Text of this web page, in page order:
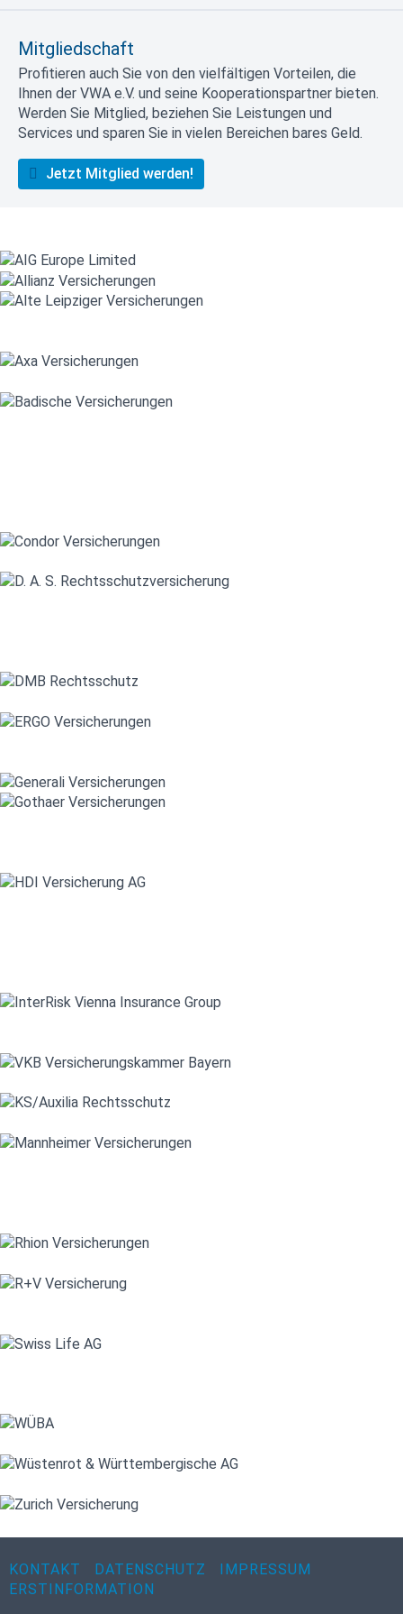
Mitgliedschaft
Profitieren auch Sie von den vielfältigen Vorteilen, die
Ihnen der VWA e.V. und seine Kooperationspartner bieten.
Werden Sie Mitglied, beziehen Sie Leistungen und
Services und sparen Sie in vielen Bereichen bares Geld.
Jetzt Mitglied werden!
KONTAKT DATENSCHUTZ
IMPRESSUM
ERSTINFORMATION